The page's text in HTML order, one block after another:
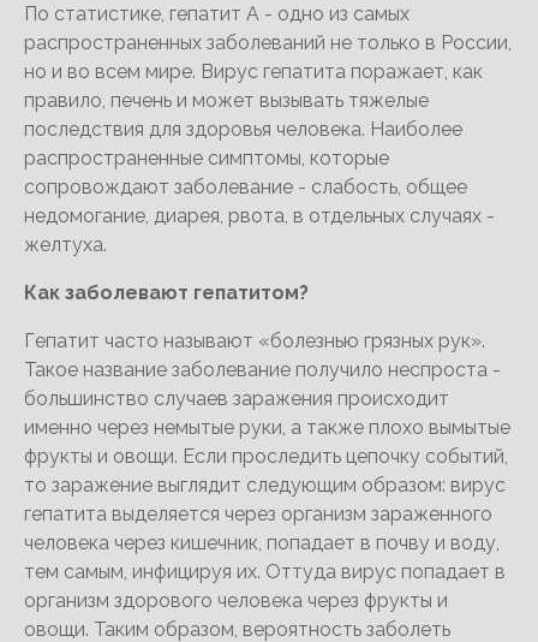
По статистике, гепатит А - одно из самых
распространенных заболеваний не только в России,
но и во всем мире. Вирус гепатита поражает, как
правило, печень и может вызывать тяжелые
последствия для здоровья человека. Наиболее
распространенные симптомы, которые
сопровождают заболевание - слабость, общее
недомогание, диарея, рвота, в отдельных случаях -
желтуха.
Как заболевают гепатитом?
Гепатит часто называют «болезнью грязных рук».
Такое название заболевание получило неспроста -
большинство случаев заражения происходит
именно через немытые руки, а также плохо вымытые
фрукты и овощи. Если проследить цепочку событий,
то заражение выглядит следующим образом: вирус
гепатита выделяется через организм зараженного
человека через кишечник, попадает в почву и воду,
тем самым, инфицируя их. Оттуда вирус попадает в
организм здорового человека через фрукты и
овощи. Таким образом, вероятность заболеть